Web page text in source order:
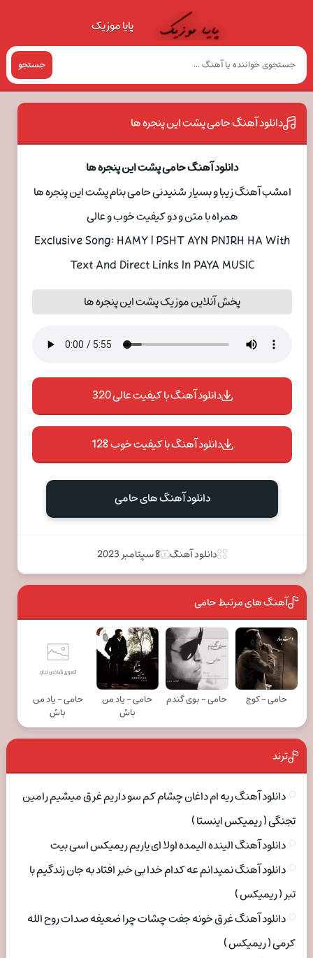
پایا موزیک
جستجو
دانلود آهنگ حامی پشت این پنجره ها
دانلود آهنگ حامی پشت این پنجره ها
امشب آهنگ زیبا و بسیار شنیدنی حامی بنام پشت این پنجره ها
همراه با متن و دو کیفیت خوب و عالی
Exclusive Song: HAMY | PSHT AYN PNJRH HA With
Text And Direct Links In PAYA MUSIC
پخش آنلاین موزیک پشت این پنجره ها
دانلود آهنگ با کیفیت عالی 320
دانلود آهنگ با کیفیت خوب 128
دانلود آهنگ های حامی
دانلود آهنگ 8 سپتامبر 2023
آهنگ های مرتبط حامی
حامی - کوچ حامی - بوی گندم
حامی - یاد من
باش
حامی - یاد من
باش
ترند
دانلود آهنگ ریه ام داغان چشام کم سو داریم غرق میشیم رامین
تجنگی ( ریمیکس اینستا )
دانلود آهنگ الینده الیمده اولا ای یاریم ریمیکس اسی بیت
دانلود آهنگ نمیدانم عه کدام خدا بی خبر افتاد به جان زندگیم با
تبر ( ریمیکس )
دانلود آهنگ غرق خونه جفت چشات چرا ضعیفه صدات روح الله
کرمی ( ریمیکس )